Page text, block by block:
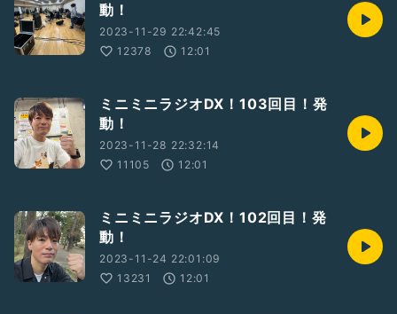
動！
2023-11-29 22:42:45
12378
12:01
ミニミニラジオDX！103回目！発
動！
2023-11-28 22:32:14
11105
12:01
ミニミニラジオDX！102回目！発
動！
2023-11-24 22:01:09
13231
12:01